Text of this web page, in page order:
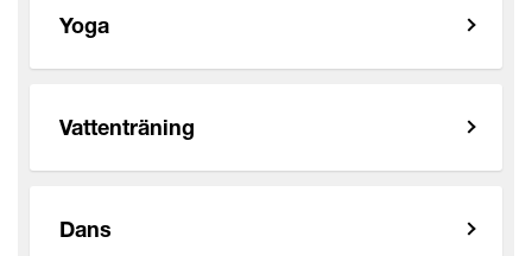
Yoga
Vattenträning
Dans